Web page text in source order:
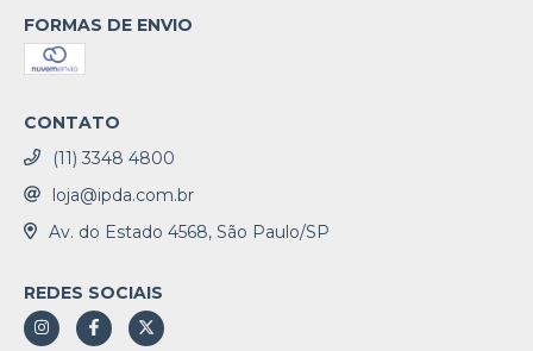
FORMAS DE ENVIO
CONTATO
(11) 3348 4800
loja@ipda.com.br
Av. do Estado 4568, São Paulo/SP
REDES SOCIAIS